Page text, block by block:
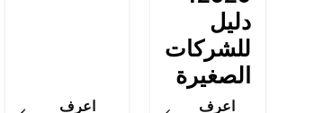
دليل
للشركات
الصغيرة
اعرف
اعرف